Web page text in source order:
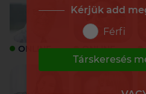
ONLINE ONLINE
Kérjük add
Férfi
Társkeresés